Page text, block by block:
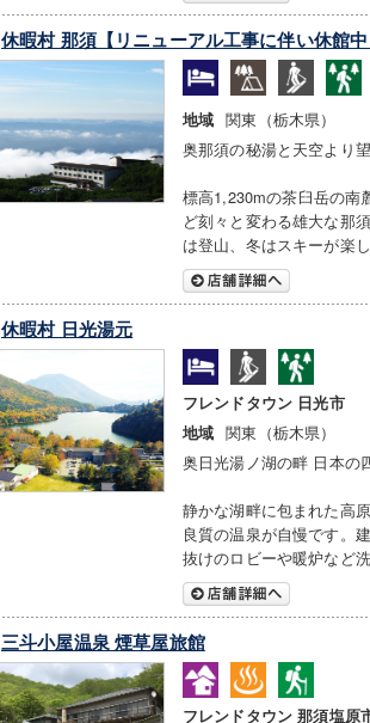
休暇村 那須【リニューアル工事に伴い休館
地域 関東（栃木県）
奥那須の秘湯と天空より
標高1,230mの茶臼岳の南
ど刻々と変わる雄大な那
は登山、冬はスキーが楽し
休暇村 日光湯元
フレンドタウン 日光市
地域 関東（栃木県）
奥日光湯ノ湖の畔 日本の
静かな湖畔に包まれた高
良質の温泉が自慢です。
抜けのロビーや暖炉など
三斗小屋温泉 煙草屋旅館
フレンドタウン 那須塩原